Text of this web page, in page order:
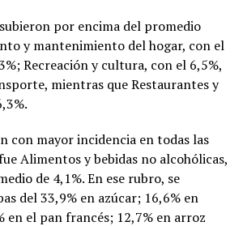
por encima del promedio
y mantenimiento del hogar, con el
Recreación y cultura, con el 6,5%,
mientras que Restaurantes y
con mayor incidencia en todas las
Alimentos y bebidas no alcohólicas,
de 4,1%. En ese rubro, se
del 33,9% en azúcar; 16,6% en
en el pan francés; 12,7% en arroz